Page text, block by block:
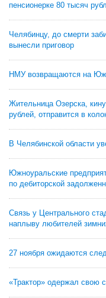
пенсионерке 80 тысяч
Челябинцу, до смерти
вынесли приговор
НМУ возвращаются на
Жительница Озерска,
рублей, отправится в
В Челябинской области
Южноуральские
по дебиторской
Связь у Центрального
наплыву любителей
27 ноября ожидаются
«Трактор» одержал свою